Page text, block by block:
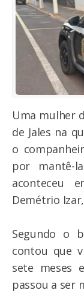
Uma mulher
de Jales na
o
por mantê-
aconteceu
Demétrio
Segundo o
contou que
sete meses
passou a ser